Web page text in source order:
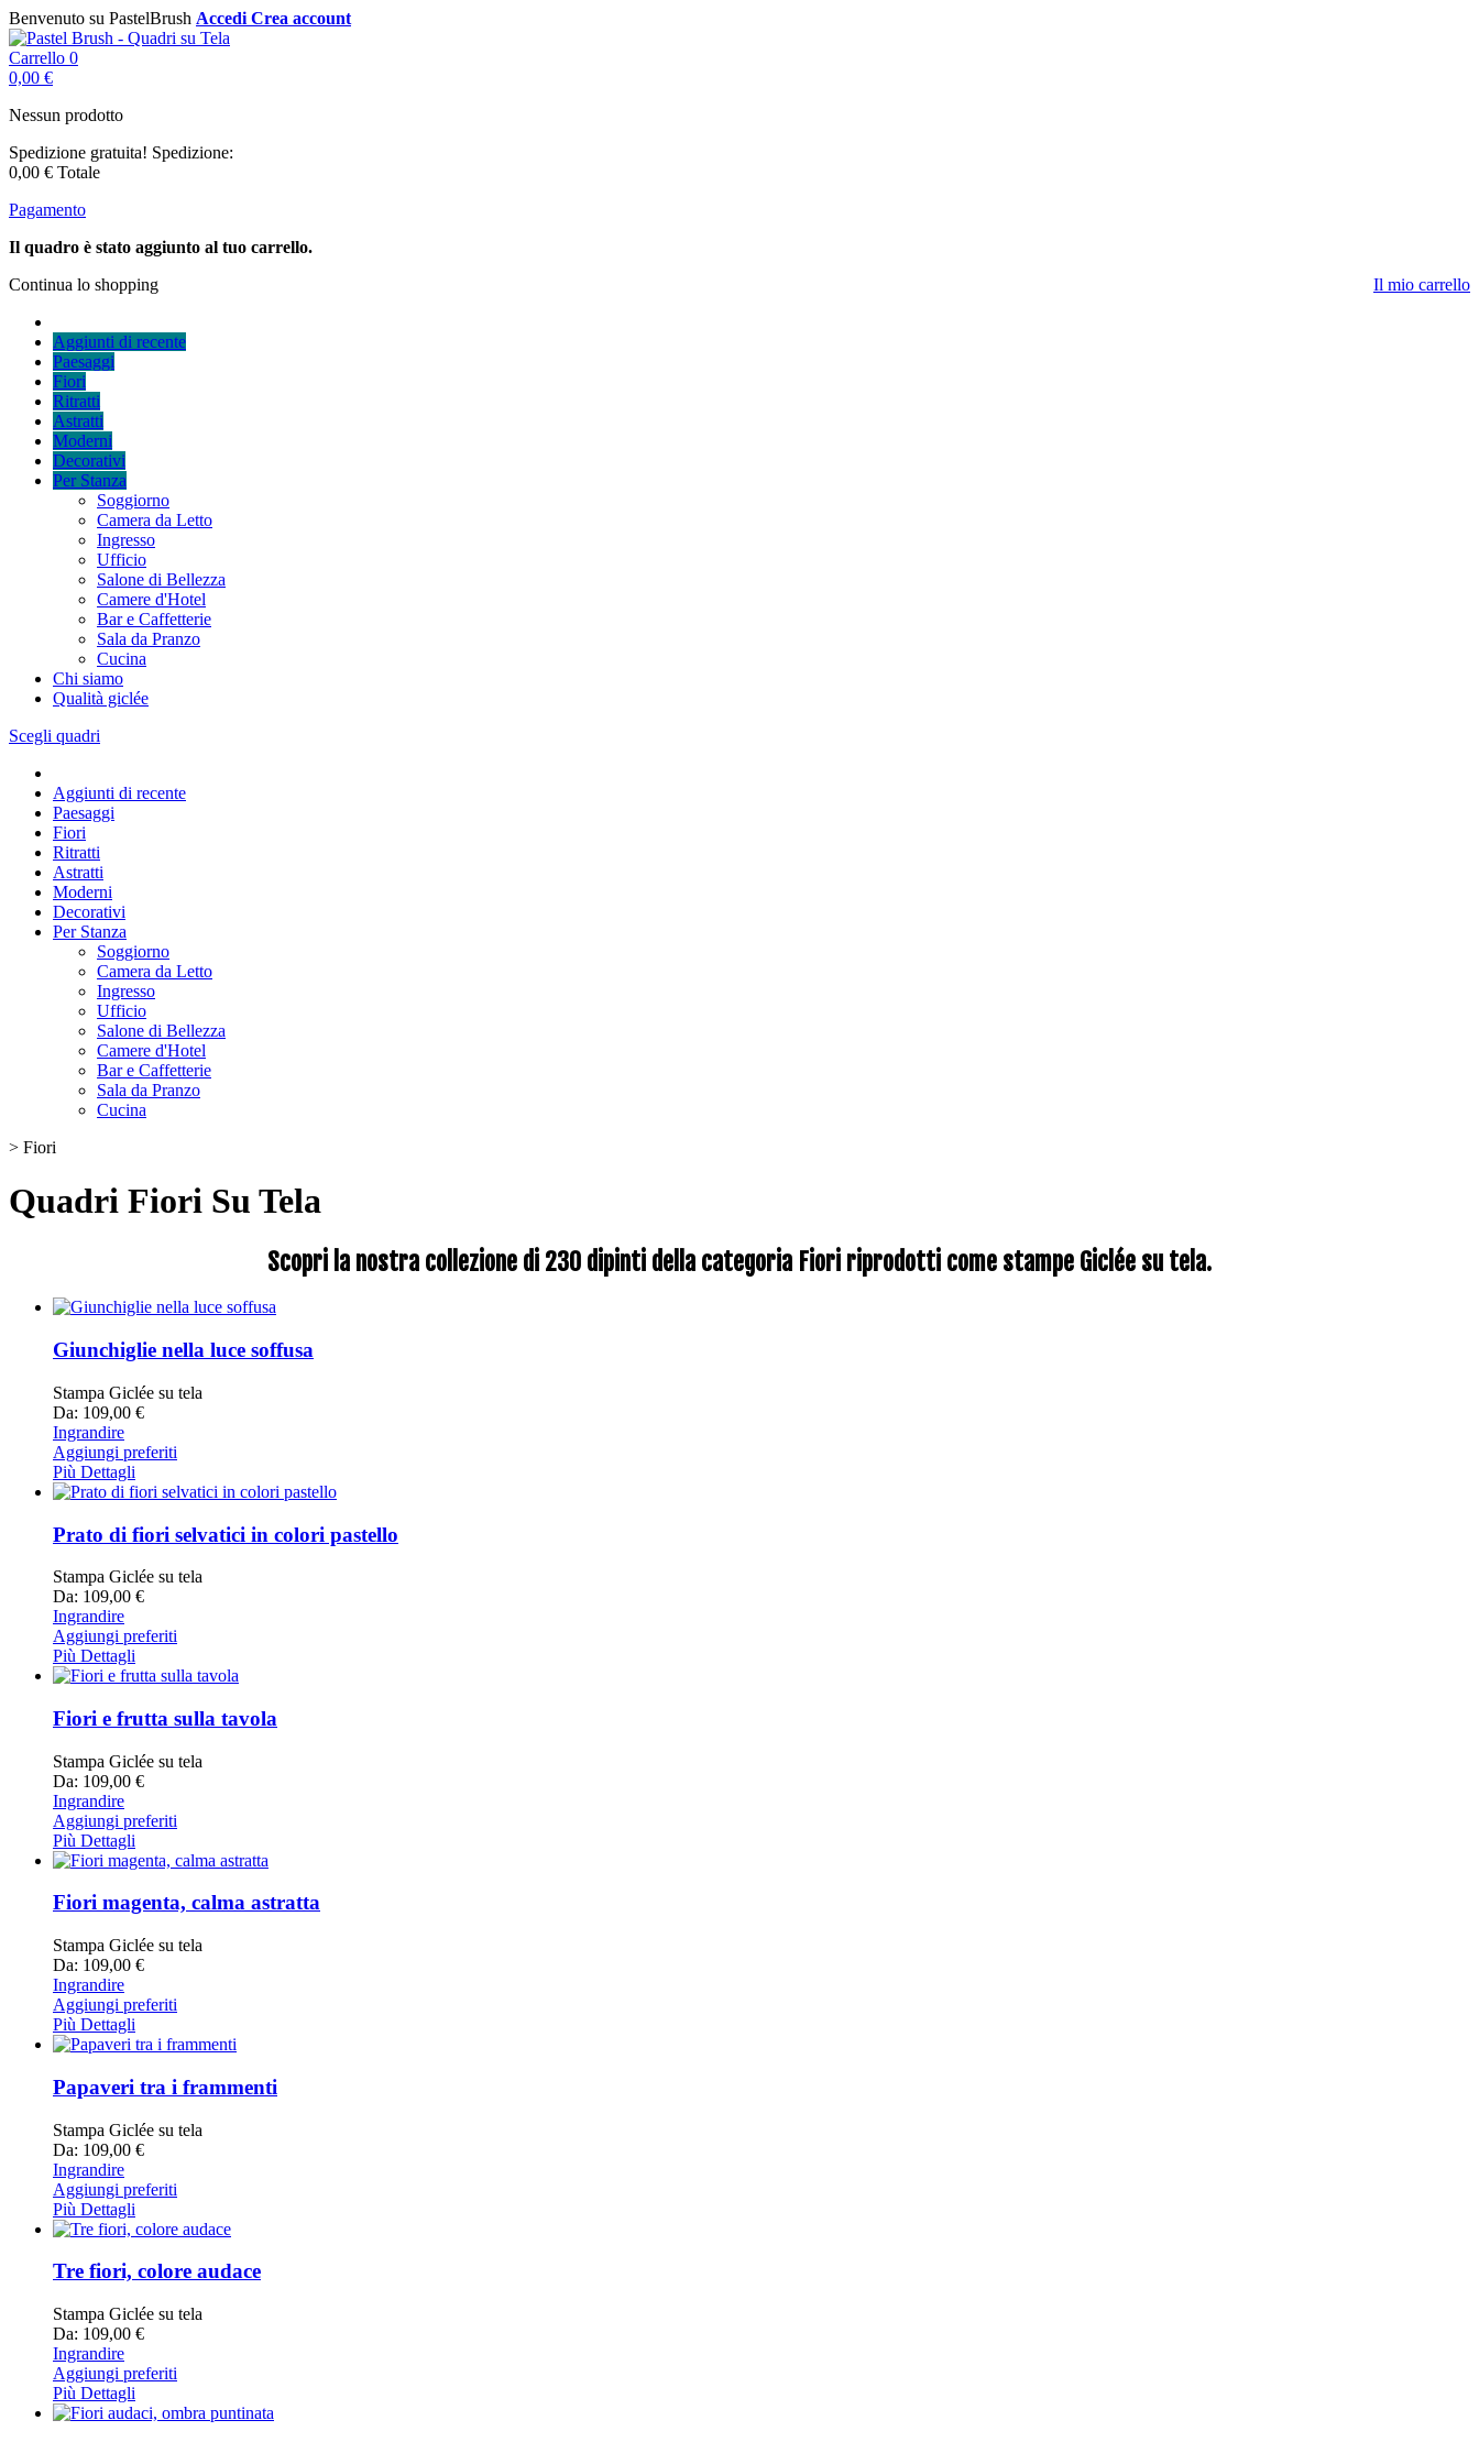
Benvenuto su PastelBrush Accedi Crea account
Carrello 0
0,00 €
Nessun prodotto
Spedizione gratuita! Spedizione:
0,00 € Totale
Pagamento
Il quadro è stato aggiunto al tuo carrello.
Continua lo shopping
Il mio carrello
Aggiunti di recente
Paesaggi
Fiori
Ritratti
Astratti
Moderni
Decorativi
Per Stanza
Soggiorno
Camera da Letto
Ingresso
Ufficio
Salone di Bellezza
Camere d'Hotel
Bar e Caffetterie
Sala da Pranzo
Cucina
Chi siamo
Qualità giclée
Scegli quadri
Aggiunti di recente
Paesaggi
Fiori
Ritratti
Astratti
Moderni
Decorativi
Per Stanza
Soggiorno
Camera da Letto
Ingresso
Ufficio
Salone di Bellezza
Camere d'Hotel
Bar e Caffetterie
Sala da Pranzo
Cucina
> Fiori
Quadri Fiori Su Tela
Scopri la nostra collezione di 230 dipinti della categoria Fiori riprodotti come stampe Giclée su tela.
Giunchiglie nella luce soffusa
Stampa Giclée su tela
Da: 109,00 €
Ingrandire
Aggiungi preferiti
Più Dettagli
Prato di fiori selvatici in colori pastello
Stampa Giclée su tela
Da: 109,00 €
Ingrandire
Aggiungi preferiti
Più Dettagli
Fiori e frutta sulla tavola
Stampa Giclée su tela
Da: 109,00 €
Ingrandire
Aggiungi preferiti
Più Dettagli
Fiori magenta, calma astratta
Stampa Giclée su tela
Da: 109,00 €
Ingrandire
Aggiungi preferiti
Più Dettagli
Papaveri tra i frammenti
Stampa Giclée su tela
Da: 109,00 €
Ingrandire
Aggiungi preferiti
Più Dettagli
Tre fiori, colore audace
Stampa Giclée su tela
Da: 109,00 €
Ingrandire
Aggiungi preferiti
Più Dettagli